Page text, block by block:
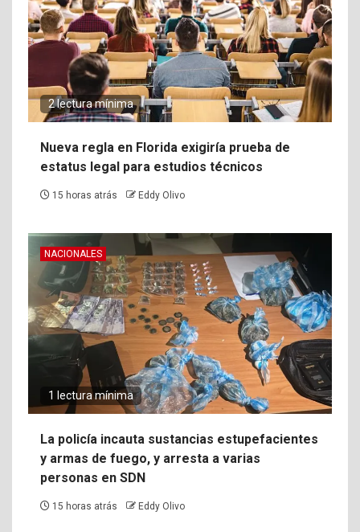
2 lectura mínima
Nueva regla en Florida exigiría prueba de
estatus legal para estudios técnicos
15 horas atrás Eddy Olivo
NACIONALES
1 lectura mínima
La policía incauta sustancias estupefacientes
y armas de fuego, y arresta a varias
personas en SDN
15 horas atrás Eddy Olivo